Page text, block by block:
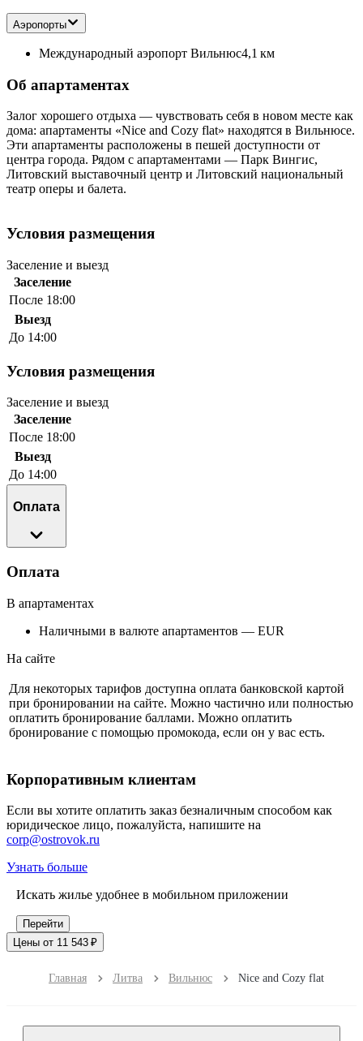
Аэропорты
Международный аэропорт Вильнюс4,1 км
Об апартаментах
Залог хорошего отдыха — чувствовать себя в новом месте как
дома: апартаменты «Nice and Cozy flat» находятся в Вильнюсе.
Эти апартаменты расположены в пешей доступности от
центра города. Рядом с апартаментами — Парк Вингис,
Литовский выставочный центр и Литовский национальный
театр оперы и балета.
Условия размещения
Заселение и выезд
Заселение
После 18:00
Выезд
До 14:00
Условия размещения
Заселение и выезд
Заселение
После 18:00
Выезд
До 14:00
Оплата
Оплата
В апартаментах
Наличными в валюте апартаментов — EUR
На сайте
Для некоторых тарифов доступна оплата банковской картой
при бронировании на сайте. Можно частично или полностью
оплатить бронирование баллами. Можно оплатить
бронирование с помощью промокода, если он у вас есть.
Корпоративным клиентам
Если вы хотите оплатить заказ безналичным способом как
юридическое лицо, пожалуйста, напишите на
corp@ostrovok.ru
Узнать больше
Искать жилье удобнее в мобильном приложении
Перейти
Цены от 11 543 ₽
Главная Литва Вильнюс Nice and Cozy flat